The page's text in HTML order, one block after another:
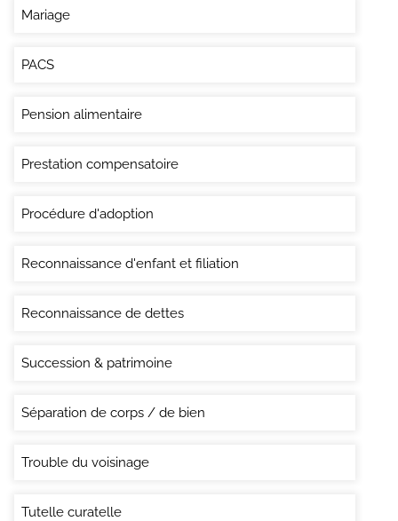
Mariage
PACS
Pension alimentaire
Prestation compensatoire
Procédure d'adoption
Reconnaissance d'enfant et filiation
Reconnaissance de dettes
Succession & patrimoine
Séparation de corps / de bien
Trouble du voisinage
Tutelle curatelle